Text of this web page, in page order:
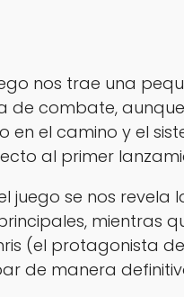
nos trae una
de combate,
en el camino y el
al primer
juego se nos revela
mientras
(el protagonista
de manera